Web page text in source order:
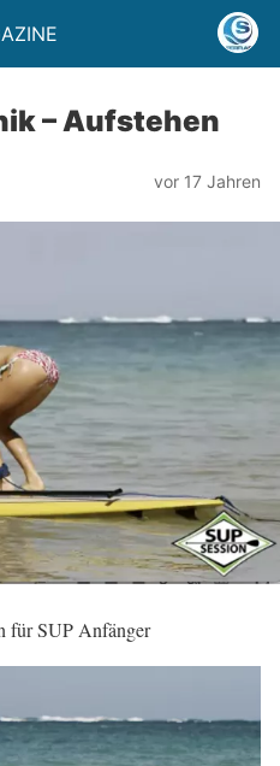
– Aufstehen
vor 17 Jahren
für SUP Anfänger